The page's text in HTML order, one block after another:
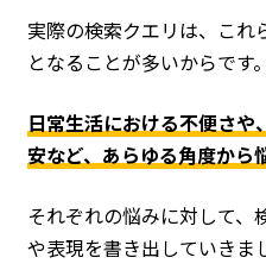
実際の検索クエリは、これ
となることが多いからです。
日常生活における不便さ
安など、あらゆる角度から
それぞれの悩みに対して、
や表現を書き出していきま